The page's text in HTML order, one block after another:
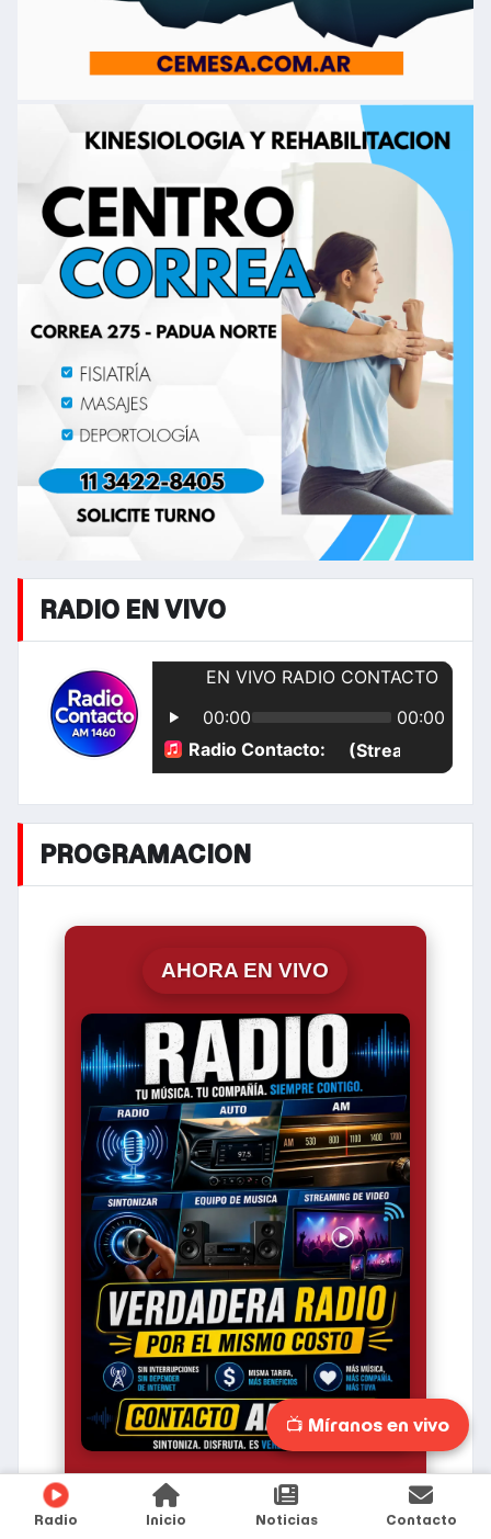
RADIO EN VIVO
PROGRAMACION
AHORA EN VIVO
2026-08-09 05:00:36
📺 Míranos en vivo
Radio Inicio Noticias Contacto